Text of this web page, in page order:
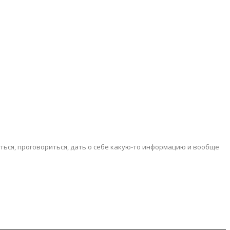
проговориться, дать о себе какую-то информацию и вообще